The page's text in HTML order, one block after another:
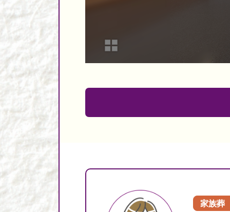
家族葬